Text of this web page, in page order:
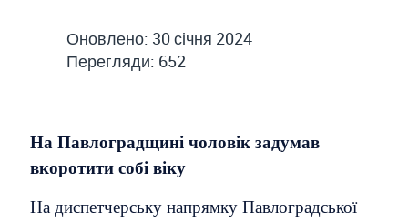
Оновлено: 30 січня 2024
Перегляди: 652
На Павлоградщині чоловік задумав
вкоротити собі віку
На диспетчерську напрямку Павлоградської